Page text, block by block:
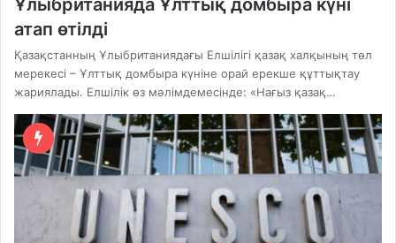
Ұлыбританияда Ұлттық домбыра күні
атап өтілді
Қазақстанның Ұлыбританиядағы Елшілігі қазақ халқының төл
мерекесі – Ұлттық домбыра күніне орай ерекше құттықтау
жариялады. Елшілік өз мәлімдемесінде: «Нағыз қазақ…